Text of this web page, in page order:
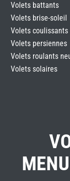
Volets battants
Volets brise-soleil
Volets coulissants
Volets persiennes
Volets roulants
Volets solaires